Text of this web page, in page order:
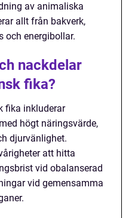
av animaliska
allt från bakverk,
och energibollar.
nackdelar
fika?
fika inkluderar
högt näringsvärde,
djurvänlighet.
att hitta
vid obalanserad
vid gemensamma